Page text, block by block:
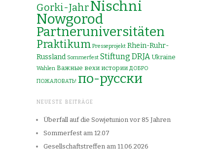
Gorki-JahrNischni
Nowgorod
Partneruniversitäten
Praktikum Presseprojekt Rhein-Ruhr-
Russland Sommerfest Stiftung DRJA Ukraine
Wahlen Важные вехи истории ДОБРО
ПОЖАЛОВАТЬ! по-русски
NEUESTE BEITRÄGE
Überfall auf die Sowjetunion vor 85 Jahren
Sommerfest am 12.07
Gesellschaftstreffen am 11.06.2026